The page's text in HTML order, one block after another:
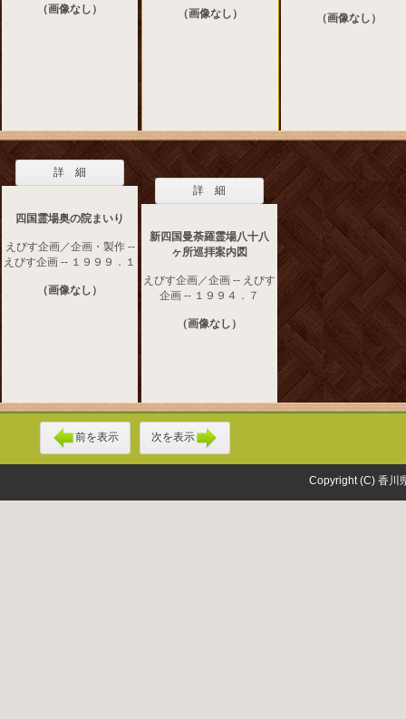
（画像なし） （画像なし） （画像なし）
詳 細
四国霊場奥の院まいり
えびす企画／企画・製作 --
えびす企画 -- １９９９．１
（画像なし）
詳 細
新四国曼荼羅霊場八十八
ヶ所巡拝案内図
えびす企画／企画 -- えびす
企画 -- １９９４．７
（画像なし）
前を表示 次を表示
Copyright (C) 香川